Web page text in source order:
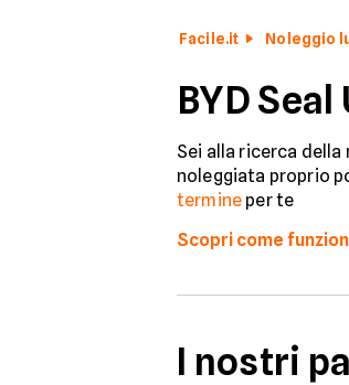
Facile.it Noleggio
BYD
Sei alla ricerca
noleggiata proprio
termine per te
Scopri come
I nostri